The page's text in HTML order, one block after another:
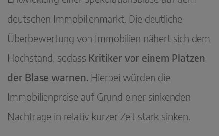
deutschen Immobilienmarkt. Die deutliche
Überbewertung von Immobilien nähert sich dem
Hochstand, sodass Kritiker vor einem Platzen
der Blase warnen. Hierbei würden die
Immobilienpreise auf Grund einer sinkenden
Nachfrage in relativ kurzer Zeit stark sinken.